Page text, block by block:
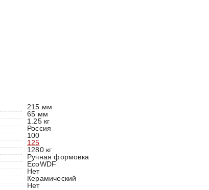
215 мм
65 мм
1.25 кг
Россия
100
125
1280 кг
Ручная формовка
EcoWDF
Нет
Керамический
Нет